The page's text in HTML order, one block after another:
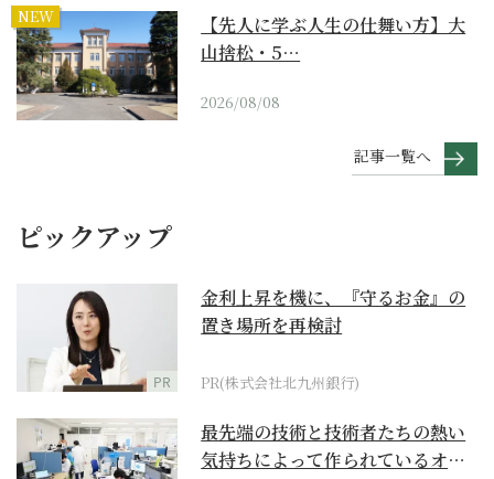
NEW
【先人に学ぶ人生の仕舞い方】大
山捨松・5…
2026/08/08
記事一覧へ
ピックアップ
PR
金利上昇を機に、『守るお金』の
置き場所を再検討
PR(株式会社北九州銀行)
最先端の技術と技術者たちの熱い
気持ちによって作られているオー